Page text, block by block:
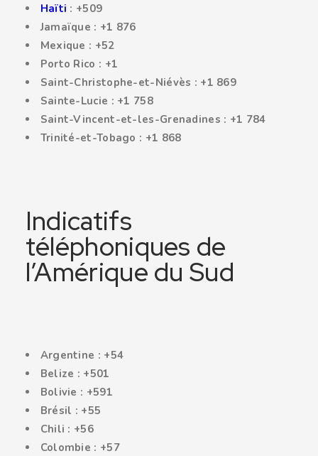
Haïti : +509
Jamaïque : +1 876
Mexique : +52
Porto Rico : +1
Saint-Christophe-et-Niévès : +1 869
Sainte-Lucie : +1 758
Saint-Vincent-et-les-Grenadines : +1 784
Trinité-et-Tobago : +1 868
Indicatifs
téléphoniques de
l’Amérique du Sud
Argentine : +54
Belize : +501
Bolivie : +591
Brésil : +55
Chili : +56
Colombie : +57